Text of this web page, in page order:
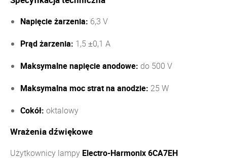
Napięcie żarzenia: 6,3 V
Prąd żarzenia: 1,5 ±0,1 A
Maksymalne napięcie anodowe: do 500 V
Maksymalna moc strat na anodzie: 25 W
Cokół: oktalowy
Wrażenia dźwiękowe
Użytkownicy lampy Electro-Harmonix 6CA7EH